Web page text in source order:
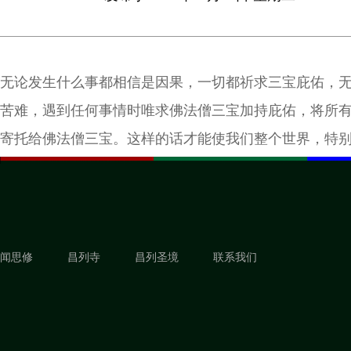
无论发生什么事都相信是因果，一切都祈求三宝庇佑，
苦难，遇到任何事情时唯求佛法僧三宝加持庇佑，将所
寄托给佛法僧三宝。这样的话才能使我们整个世界，特
闻思修 昌列寺 昌列圣境 联系我们